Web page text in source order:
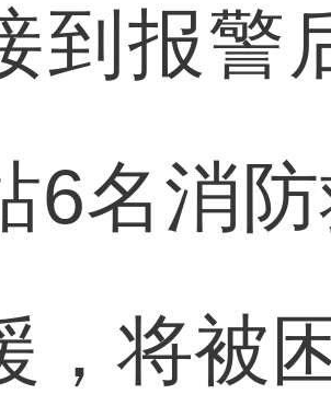
到报警
6名消
，将被